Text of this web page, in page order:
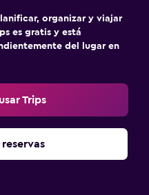
organizar y viajar
es gratis y está
del lugar en
Trips
reservas